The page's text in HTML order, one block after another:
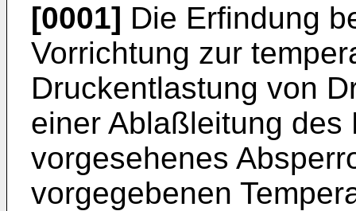
[0001] Die Erfindung
Vorrichtung zur
Druckentlastung von
einer Ablaßleitung des
vorgesehenes
vorgegebenen